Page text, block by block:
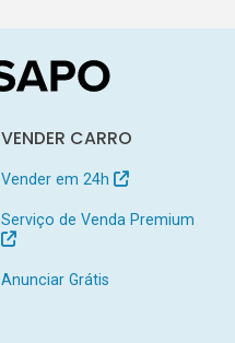
VENDER CARRO
Vender em 24h
Serviço de Venda Premium
Anunciar Grátis